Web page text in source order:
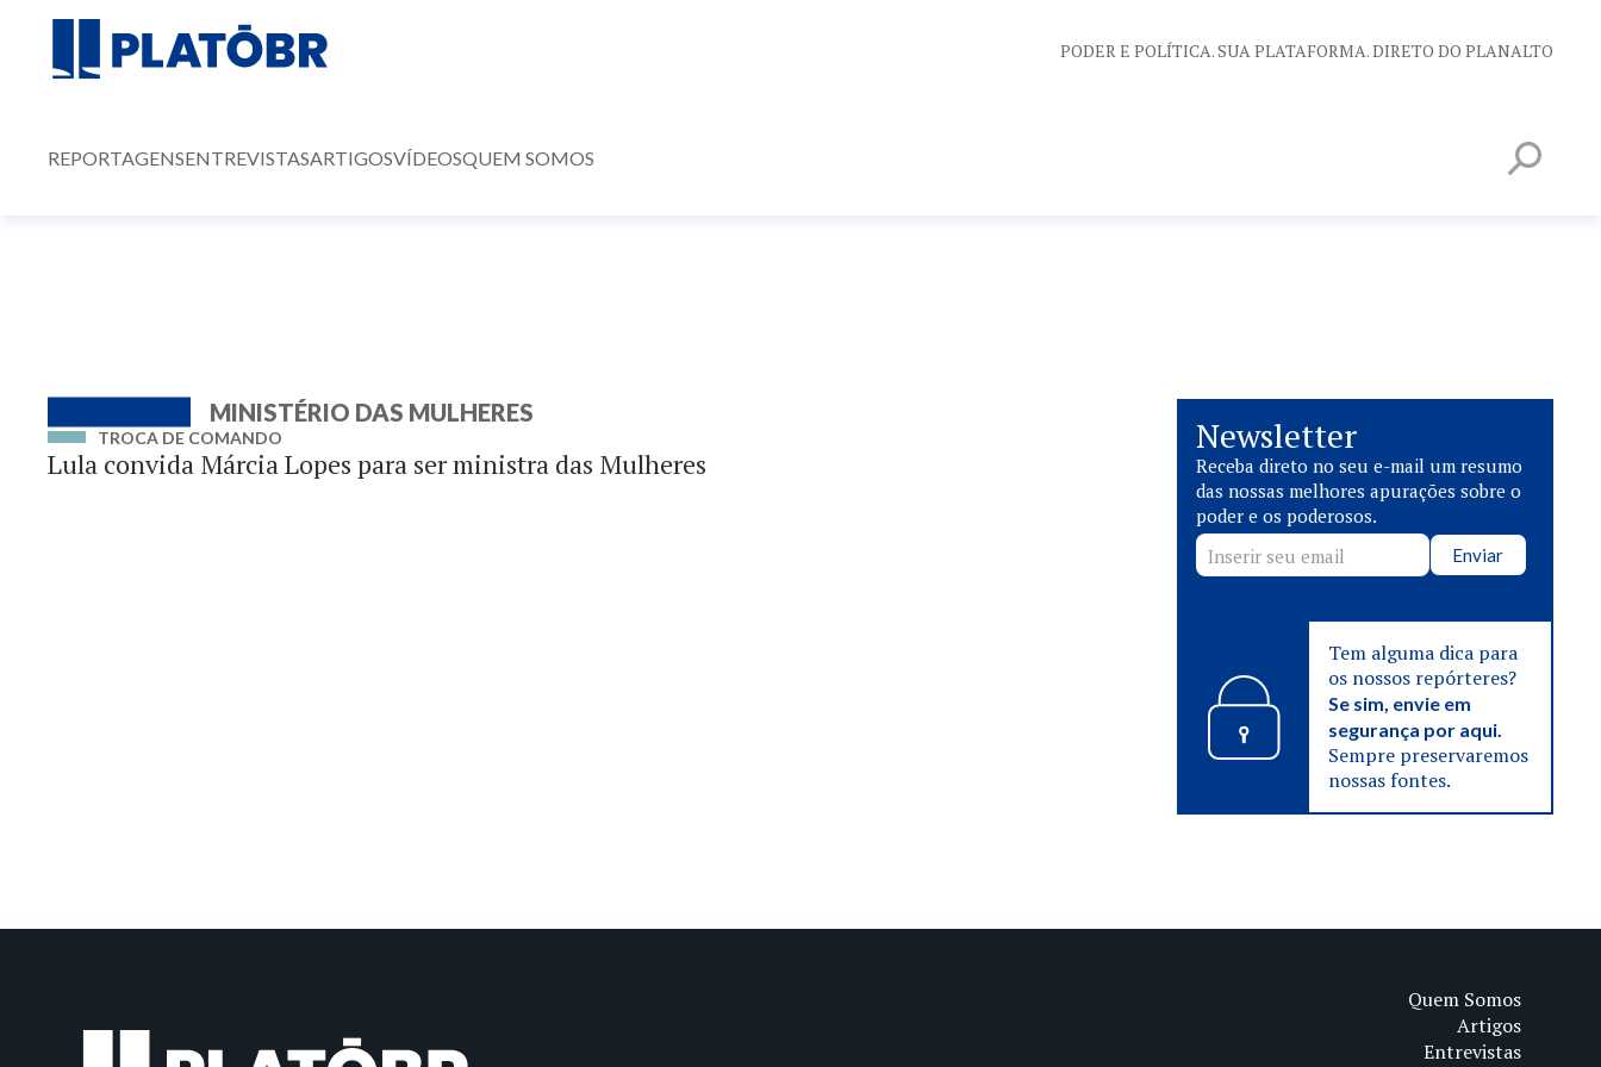
PODER E POLÍTICA. SUA PLATAFORMA. DIRETO DO PLANALTO
REPORTAGENSENTREVISTASARTIGOSVÍDEOSQUEM SOMOS
MINISTÉRIO DAS MULHERES
TROCA DE COMANDO
Lula convida Márcia Lopes para ser ministra das Mulheres
Newsletter
Receba direto no seu e-mail um resumo
das nossas melhores apurações sobre o
poder e os poderosos.
Enviar
Tem alguma dica para
os nossos repórteres?
Se sim, envie em
segurança por aqui.
Sempre preservaremos
nossas fontes.
Quem Somos
Artigos
Entrevistas